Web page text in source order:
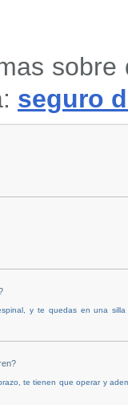
seguro
y te quedas en una silla
te tienen que operar y